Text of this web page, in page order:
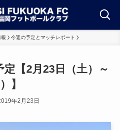
今週の予定とマッチレポート
【2月23日（土）～
】
年2月23日